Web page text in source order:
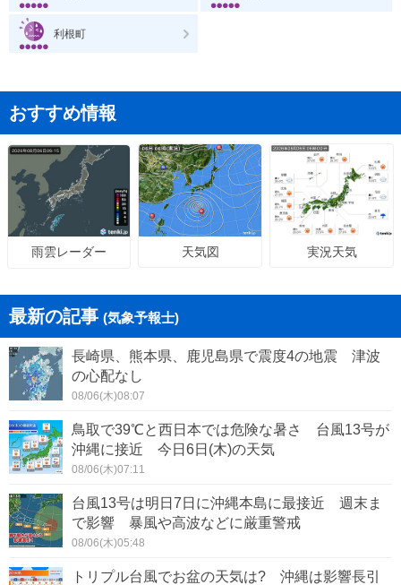
利根町
おすすめ情報
雨雲レーダー 天気図 実況天気
最新の記事 (気象予報士)
長崎県、熊本県、鹿児島県で震度4の地震 津波
の心配なし
08/06(木)08:07
鳥取で39℃と西日本では危険な暑さ 台風13号が
沖縄に接近 今日6日(木)の天気
08/06(木)07:11
台風13号は明日7日に沖縄本島に最接近 週末ま
で影響 暴風や高波などに厳重警戒
08/06(木)05:48
トリプル台風でお盆の天気は? 沖縄は影響長引